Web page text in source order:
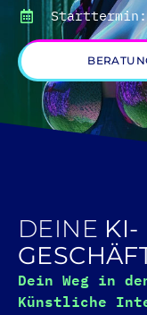
Starttermin:
DEINE KI-
Dein Weg in
Künstliche